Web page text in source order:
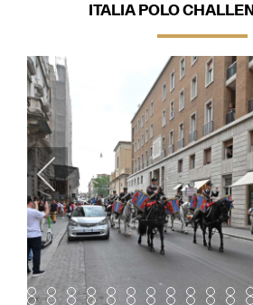
ITALIA POLO
Item 0Item 1Item 2Item 3Item 4Item 5Item 6Item 7Item 8Item 9